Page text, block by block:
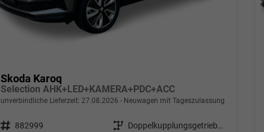
Skoda Karoq
Selection AHK+LED+KAMERA+PDC+ACC
unverbindliche Lieferzeit: 27.08.2026 Neuwagen mit Tageszulassung
Fahrzeugnr. 882999 Getriebe
Doppelkupplungsgetriebe (DSG)